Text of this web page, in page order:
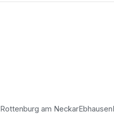
Rottenburg am NeckarEbhausen